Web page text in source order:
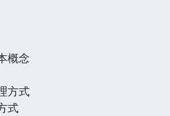
概念
方式
式